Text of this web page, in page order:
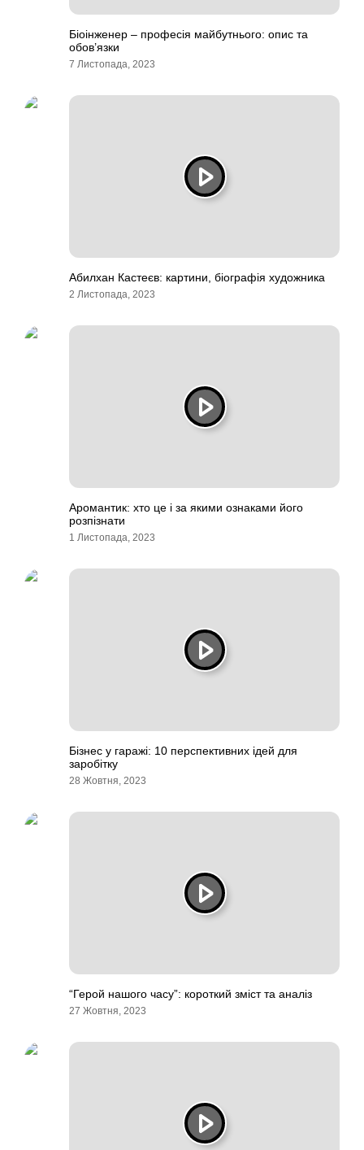
Біоінженер – професія майбутнього: опис та
обов’язки
7 Листопада, 2023
Абилхан Кастеєв: картини, біографія художника
2 Листопада, 2023
Аромантик: хто це і за якими ознаками його
розпізнати
1 Листопада, 2023
Бізнес у гаражі: 10 перспективних ідей для
заробітку
28 Жовтня, 2023
“Герой нашого часу”: короткий зміст та аналіз
27 Жовтня, 2023